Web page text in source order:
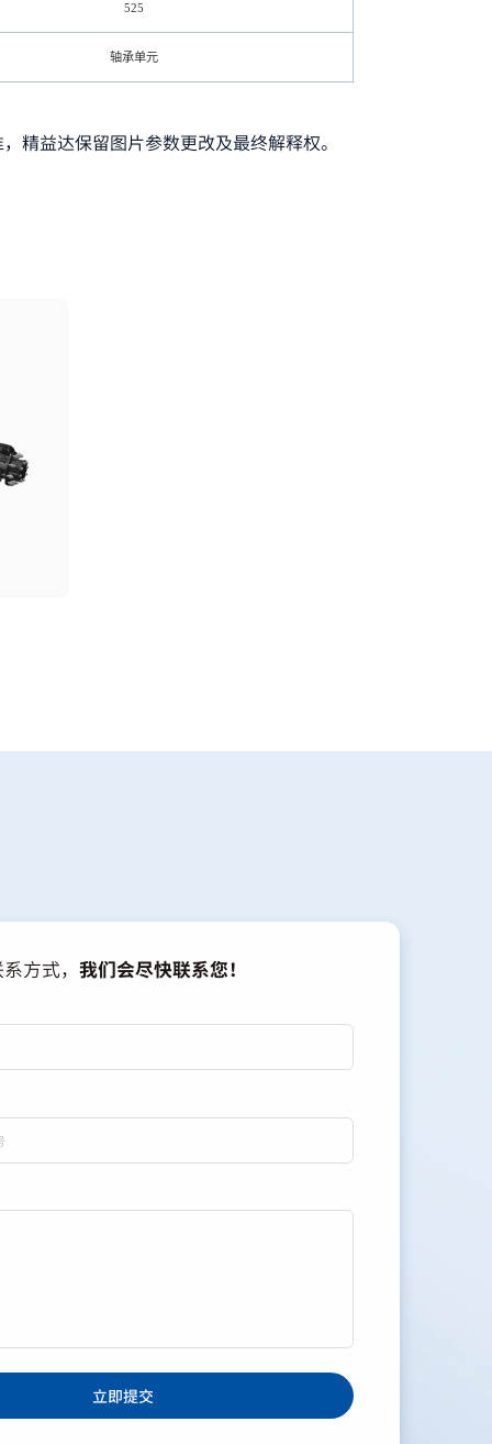
525
轴承单元
精益达保留图片参数更改及最终解释权。
方式， 我们会尽快联系您！
立即提交